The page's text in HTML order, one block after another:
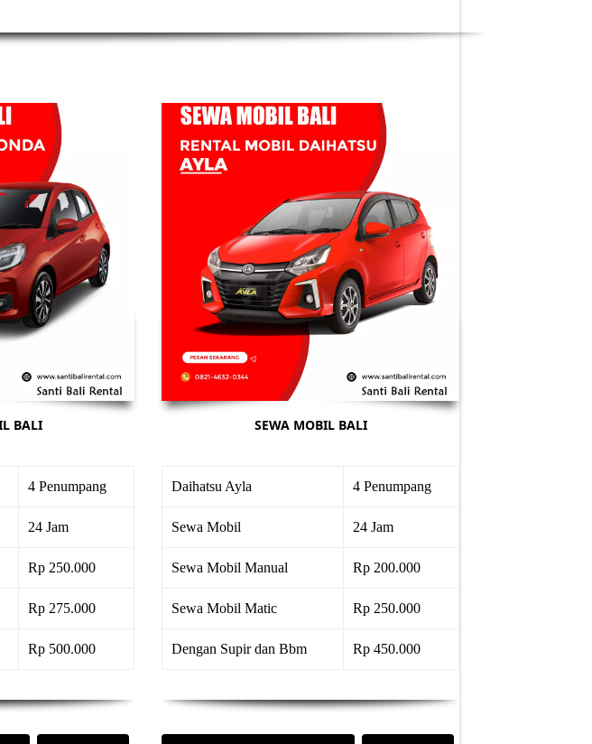
BALI
4 Penumpang
24 Jam
Rp 250.000
Rp 275.000
Rp 500.000
SEWA MOBIL BALI
Daihatsu Ayla 4 Penumpang
Sewa Mobil 24 Jam
Sewa Mobil Manual Rp 200.000
Sewa Mobil Matic Rp 250.000
Dengan Supir dan Bbm Rp 450.000